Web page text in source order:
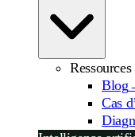
Ressources
Blog
Cas